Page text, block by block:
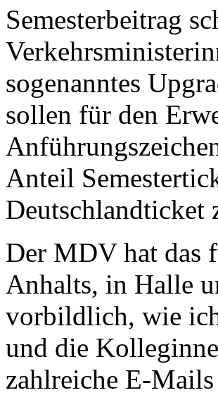
Semesterbeitrag
sogenanntes
sollen für den
Anteil
Deutschlandticket
Der MDV hat das
Anhalts, in Halle
vorbildlich, wie
und die
zahlreiche E-